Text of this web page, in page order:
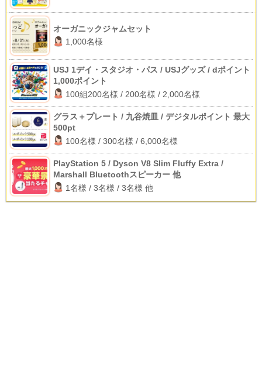
オーガニックジャムセット
1,000名様
USJ 1デイ・スタジオ・パス / USJグッズ / dポイント
1,000ポイント
100組200名様 / 200名様 / 2,000名様
グラス＋プレート / 九谷焼皿 / デジタルポイント 最大
500pt
100名様 / 300名様 / 6,000名様
PlayStation 5 / Dyson V8 Slim Fluffy Extra /
Marshall Bluetoothスピーカー 他
1名様 / 3名様 / 3名様 他